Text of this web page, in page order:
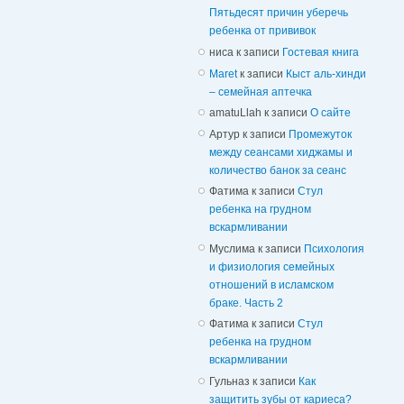
Пятьдесят причин уберечь
ребенка от прививок
ниса к записи Гостевая книга
Maretк записи Кыст аль-хинди
– семейная аптечка
amatuLlah к записи О сайте
Артур к записи Промежуток
между сеансами хиджамы и
количество банок за сеанс
Фатима к записи Стул
ребенка на грудном
вскармливании
Муслима к записи Психология
и физиология семейных
отношений в исламском
браке. Часть 2
Фатима к записи Стул
ребенка на грудном
вскармливании
Гульназ к записи Как
защитить зубы от кариеса?